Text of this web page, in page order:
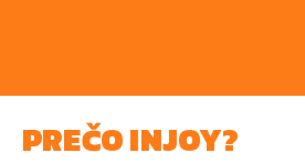
PREČO INJOY?